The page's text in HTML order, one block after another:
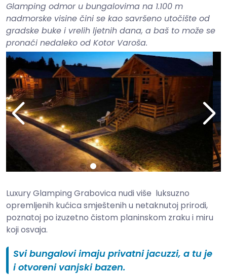
Glamping odmor u bungalovima na 1.100 m
nadmorske visine čini se kao savršeno utočište od
gradske buke i vrelih ljetnih dana, a baš to može se
pronaći nedaleko od Kotor Varoša.
Luxury Glamping Grabovica nudi više luksuzno
opremljenih kućica smještenih u netaknutoj prirodi,
poznatoj po izuzetno čistom planinskom zraku i miru
koji osvaja.
Svi bungalovi imaju privatni jacuzzi, a tu je
i otvoreni vanjski bazen.